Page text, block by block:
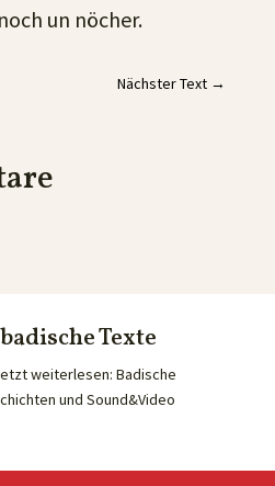
un nöcher.
Nächster Text →
Texte
weiterlesen: Badische
und Sound&Video